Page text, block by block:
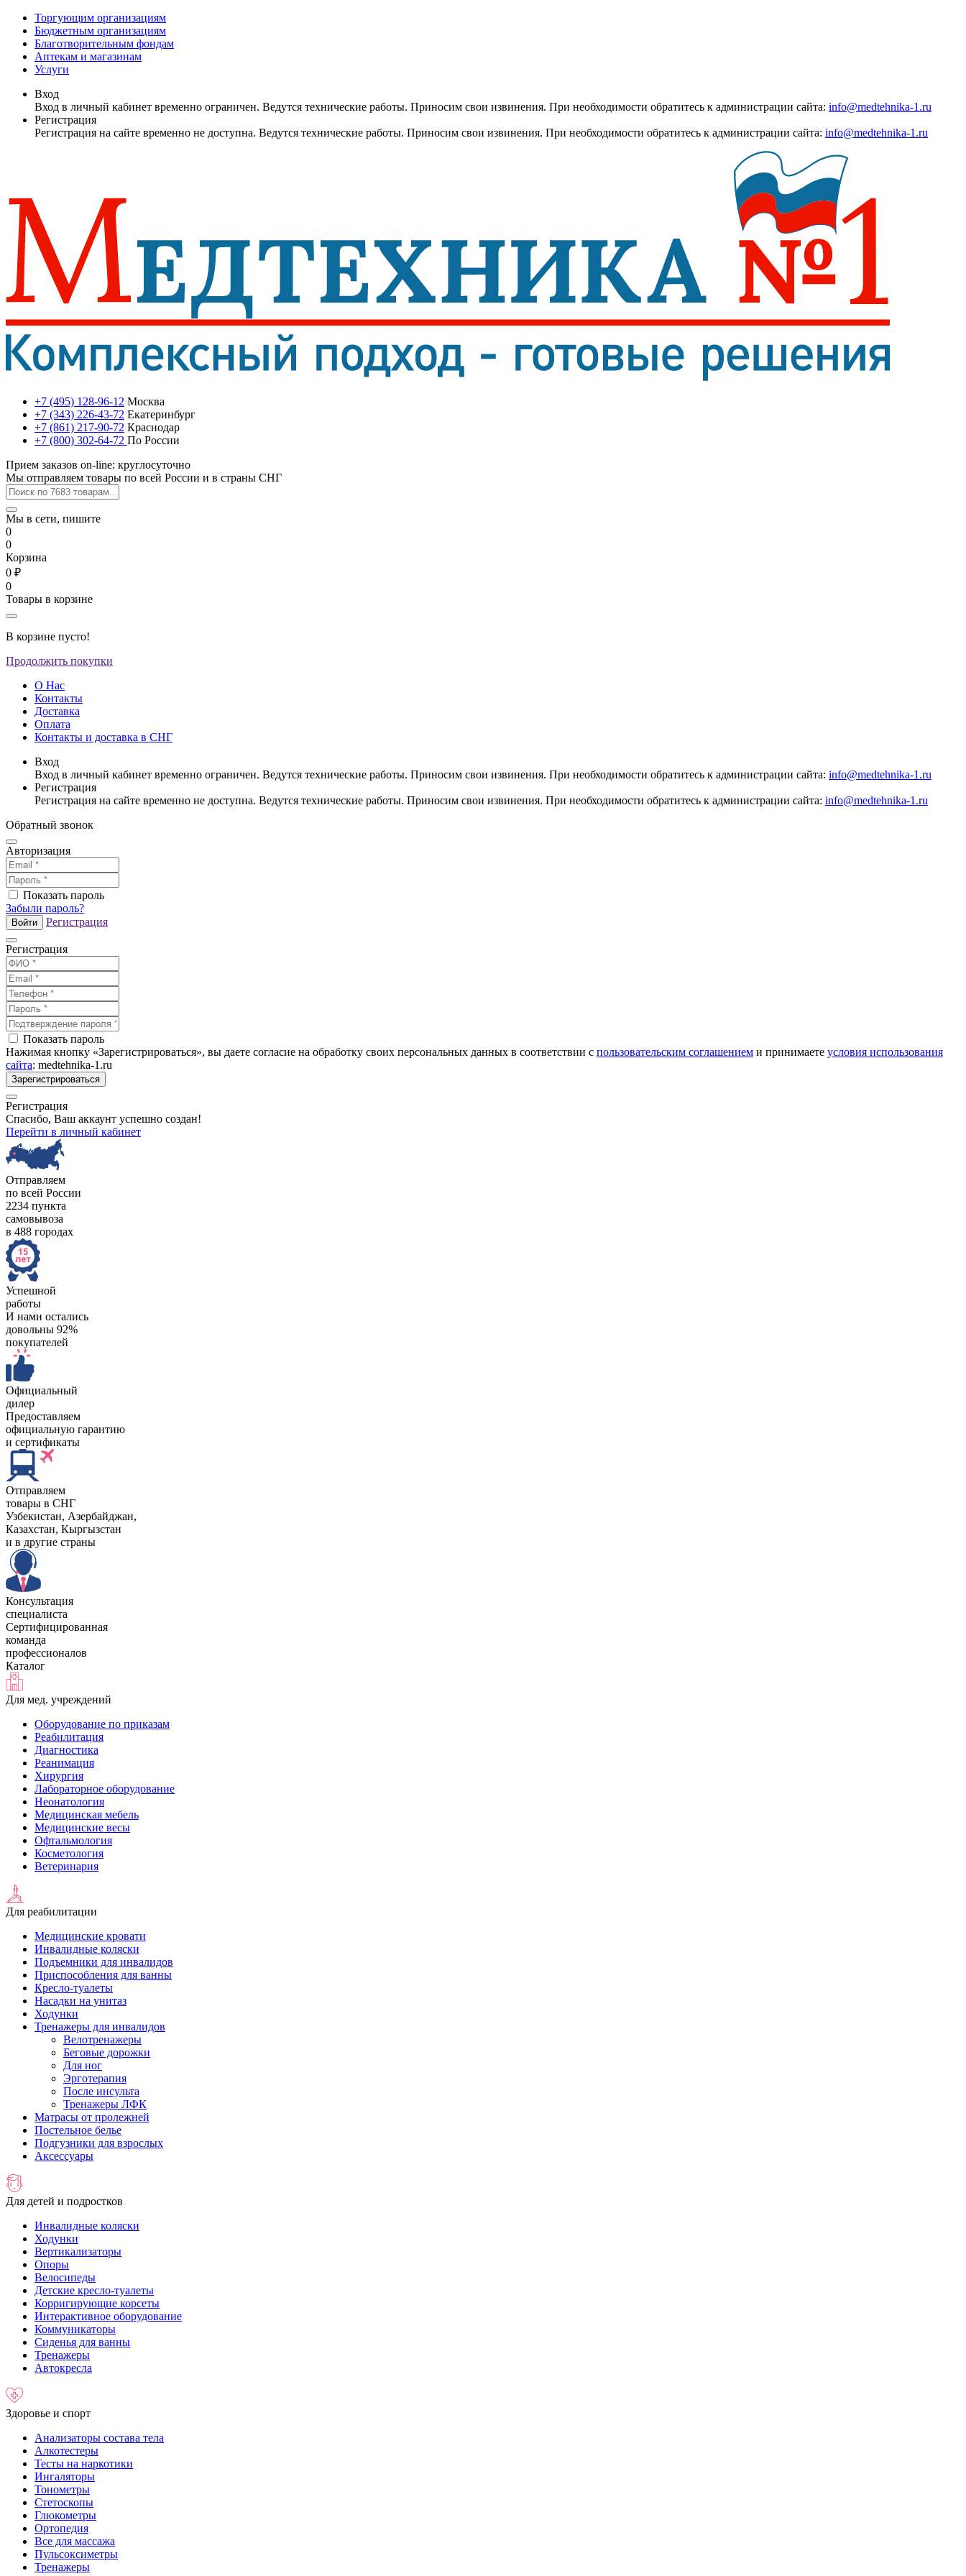
Торгующим организациям
Бюджетным организациям
Благотворительным фондам
Аптекам и магазинам
Услуги
Вход
Вход в личный кабинет временно ограничен. Ведутся технические работы. Приносим свои извинения. При необходимости обратитесь к администрации сайта: info@medtehnika-1.ru
Регистрация
Регистрация на сайте временно не доступна. Ведутся технические работы. Приносим свои извинения. При необходимости обратитесь к администрации сайта: info@medtehnika-1.ru
+7 (495) 128-96-12 Москва
+7 (343) 226-43-72 Екатеринбург
+7 (861) 217-90-72 Краснодар
+7 (800) 302-64-72 По России
Прием заказов on-line: круглосуточно
Мы отправляем товары по всей России и в страны СНГ
Мы в сети, пишите
0
0
Корзина
0 ₽
0
Товары в корзине
В корзине пусто!
Продолжить покупки
О Нас
Контакты
Доставка
Оплата
Контакты и доставка в СНГ
Вход
Вход в личный кабинет временно ограничен. Ведутся технические работы. Приносим свои извинения. При необходимости обратитесь к администрации сайта: info@medtehnika-1.ru
Регистрация
Регистрация на сайте временно не доступна. Ведутся технические работы. Приносим свои извинения. При необходимости обратитесь к администрации сайта: info@medtehnika-1.ru
Обратный звонок
Авторизация
Показать пароль
Забыли пароль?
Войти Регистрация
Регистрация
Показать пароль
Нажимая кнопку «Зарегистрироваться», вы даете согласие на обработку своих персональных данных в соответствии с пользовательским соглашением и принимаете условия использования
сайта: medtehnika-1.ru
Зарегистрироваться
Регистрация
Спасибо, Ваш аккаунт успешно создан!
Перейти в личный кабинет
Отправляем
по всей России
2234 пункта
самовывоза
в 488 городах
Успешной
работы
И нами остались
довольны 92%
покупателей
Официальный
дилер
Предоставляем
официальную гарантию
и сертификаты
Отправляем
товары в СНГ
Узбекистан, Aзербайджан,
Казахстан, Кыргызстан
и в другие страны
Консультация
специалиста
Сертифицированная
команда
профессионалов
Каталог
Для мед. учреждений
Оборудование по приказам
Реабилитация
Диагностика
Реанимация
Хирургия
Лабораторное оборудование
Неонатология
Медицинская мебель
Медицинские весы
Офтальмология
Косметология
Ветеринария
Для реабилитации
Медицинские кровати
Инвалидные коляски
Подъемники для инвалидов
Приспособления для ванны
Кресло-туалеты
Насадки на унитаз
Ходунки
Тренажеры для инвалидов
Велотренажеры
Беговые дорожки
Для ног
Эрготерапия
После инсульта
Тренажеры ЛФК
Матрасы от пролежней
Постельное белье
Подгузники для взрослых
Аксессуары
Для детей и подростков
Инвалидные коляски
Ходунки
Вертикализаторы
Опоры
Велосипеды
Детские кресло-туалеты
Корригирующие корсеты
Интерактивное оборудование
Коммуникаторы
Сиденья для ванны
Тренажеры
Автокресла
Здоровье и спорт
Анализаторы состава тела
Алкотестеры
Тесты на наркотики
Ингаляторы
Тонометры
Стетоскопы
Глюкометры
Ортопедия
Все для массажа
Пульсоксиметры
Тренажеры